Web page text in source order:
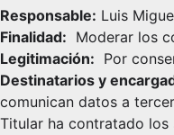
Responsable: Luis
Finalidad: Moderar los
Legitimación: Por
Destinatarios y
comunican datos a
Titular ha contratado